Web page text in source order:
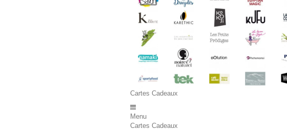
Cartes Cadeaux
Menu
Cartes Cadeaux